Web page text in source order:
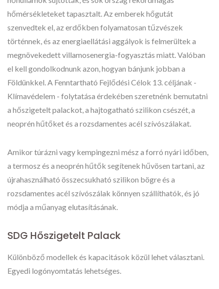
hőmérsékleteket tapasztalt. Az emberek hőgutát
szenvedtek el, az erdőkben folyamatosan tűzvészek
történnek, és az energiaellátási aggályok is felmerültek a
megnövekedett villamosenergia-fogyasztás miatt. Valóban
el kell gondolkodnunk azon, hogyan bánjunk jobban a
Földünkkel. A Fenntartható Fejlődési Célok 13. céljának -
Klímavédelem - folytatása érdekében szeretnénk bemutatni
a hőszigetelt palackot, a hajtogatható szilikon csészét, a
neoprén hűtőket és a rozsdamentes acél szívószálakat.
Amikor túrázni vagy kempingezni mész a forró nyári időben,
a termosz és a neoprén hűtők segítenek hűvösen tartani, az
újrahasználható összecsukható szilikon bögre és a
rozsdamentes acél szívószálak könnyen szállíthatók, és jó
módja a műanyag elutasításának.
SDG Hőszigetelt Palack
Különböző modellek és kapacitások közül lehet választani.
Egyedi logónyomtatás lehetséges.